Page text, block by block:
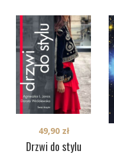
Drzwi do stylu
49,90 zł